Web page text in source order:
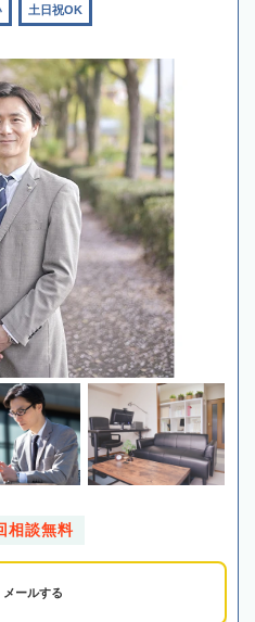
土日祝OK
相談無料
メールする